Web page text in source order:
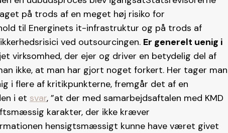
på trods af en meget høj risiko for
til Energinets it-infrastruktur og på trods af
ved outsourcingen. Er generelt uenig i
virksomhed, der ejer og driver en betydelig del af
ikke, at man har gjort noget forkert. Her tager man
i flere af kritikpunkterne, fremgår det af en
i et svar, ”at der med samarbejdsaftalen med KMD
karakter, der ikke kræver
hensigtsmæssigt kunne have været givet